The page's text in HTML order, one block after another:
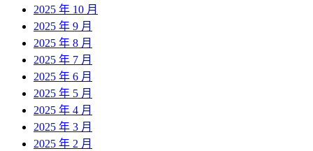
2025 年 10 月
2025 年 9 月
2025 年 8 月
2025 年 7 月
2025 年 6 月
2025 年 5 月
2025 年 4 月
2025 年 3 月
2025 年 2 月